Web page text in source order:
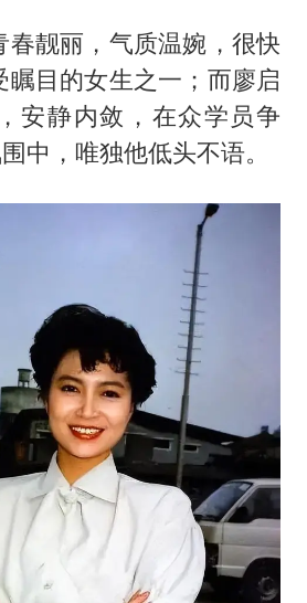
春靓丽，气质温婉，很快
瞩目的女生之一；而廖启
安静内敛，在众学员争
中，唯独他低头不语。